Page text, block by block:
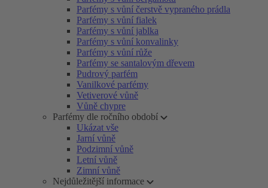
Parfémy s vůní čerstvě vypraného prádla
Parfémy s vůní fialek
Parfémy s vůní jablka
Parfémy s vůní konvalinky
Parfémy s vůní růže
Parfémy se santalovým dřevem
Pudrový parfém
Vanilkové parfémy
Vetiverové vůně
Vůně chypre
Parfémy dle ročního období
Ukázat vše
Jarní vůně
Podzimní vůně
Letní vůně
Zimní vůně
Nejdůležitější informace